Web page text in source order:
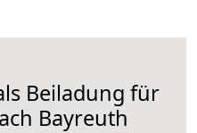
Beiladung für
Bayreuth